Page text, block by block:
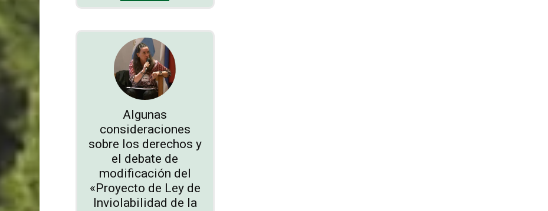
Algunas
consideraciones
sobre los derechos y
el debate de
modificación del
«Proyecto de Ley de
Inviolabilidad de la